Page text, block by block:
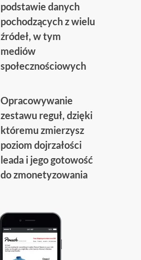
podstawie danych
pochodzących z wielu
źródeł, w tym
mediów
społecznościowych
Opracowywanie
zestawu reguł, dzięki
któremu zmierzysz
poziom dojrzałości
leada i jego gotowość
do zmonetyzowania